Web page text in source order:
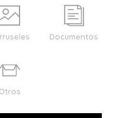
Documentos
Otros